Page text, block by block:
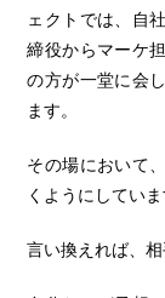
ェクトでは、自
締役からマーケ
の方が一堂に会
ます。
その場において
くようにしていま
言い換えれば、